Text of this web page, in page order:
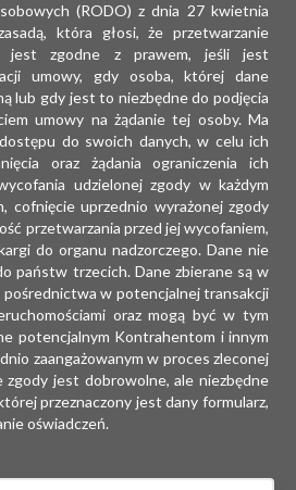
(RODO) z dnia 27 kwietnia
która głosi, że przetwarzanie
jest zgodne z prawem, jeśli jest
umowy, gdy osoba, której dane
lub gdy jest to niezbędne do podjęcia
umowy na żądanie tej osoby. Ma
do swoich danych, w celu ich
oraz żądania ograniczenia ich
udzielonej zgody w każdym
cofnięcie uprzednio wyrażonej zgody
przetwarzania przed jej wycofaniem,
do organu nadzorczego. Dane nie
państw trzecich. Dane zbierane są w
pośrednictwa w potencjalnej transakcji
oraz mogą być w tym
potencjalnym Kontrahentom i innym
zaangażowanym w proces zleconej
zgody jest dobrowolne, ale niezbędne
przeznaczony jest dany formularz,
oświadczeń.